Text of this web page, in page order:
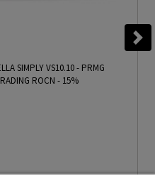
SIMPLY VS10.10 - PRMG
ROCN - 15%